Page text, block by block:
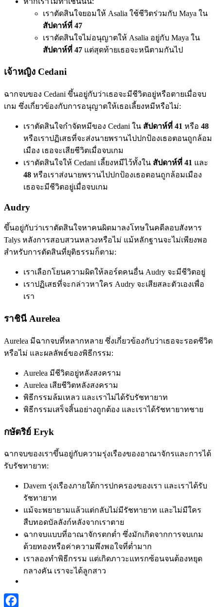
เราตัดสินใจยอมให้ Asalia ใช้ชีวิตร่วมกับ Maya ใน
สัปดาห์ที่ 47
เราตัดสินใจไม่อนุญาตให้ Asalia อยู่กับ Maya ใน
สัปดาห์ที่ 47 แต่สุดท้ายเธอจะหนีตามกันไป
เจ้าหญิง Cedani
ฉากจบของ Cedani ขึ้นอยู่กับว่าเธอจะมีชีวิตอยู่หรือตายเมื่อจบ
เกม ซึ่งเกี่ยวข้องกับการอนุญาตให้เธอเลี้ยงหมีหรือไม่:
เราตัดสินใจกำจัดหมีของ Cedani ใน สัปดาห์ที่ 41 หรือ 48
หรือเราปฏิเสธที่จะส่งนายพรานไปปกป้องเธอตอนถูกล้อม
เมือง เธอจะเสียชีวิตเมื่อจบเกม
เราตัดสินใจให้ Cedani เลี้ยงหมีไว้ทั้งใน สัปดาห์ที่ 41 และ
48 หรือเราส่งนายพรานไปปกป้องเธอตอนถูกล้อมเมือง
เธอจะมีชีวิตอยู่เมื่อจบเกม
Audry
ขึ้นอยู่กับว่าเราตัดสินใจหาคนผิดมาลงโทษในคดีลอบสังหาร
Talys หลังการสอบสวนหลวงหรือไม่ แม้หลักฐานจะไม่เพียงพอ
สำหรับการตัดสินที่ยุติธรรมก็ตาม:
เราเลือกโยนความผิดให้ลอร์ดคนอื่น Audry จะมีชีวิตอยู่
เราปฏิเสธที่จะกล่าวหาใคร Audry จะเสียสละตัวเองเพื่อ
เรา
ราชินี Aurelea
Aurelea มีฉากจบที่หลากหลาย ซึ่งเกี่ยวข้องกับว่าเธอจะรอดชีวิต
หรือไม่ และผลลัพธ์ของพิธีกรรม:
Aurelea มีชีวิตอยู่หลังสงคราม
Aurelea เสียชีวิตหลังสงคราม
พิธีกรรมล้มเหลว และเราไม่ได้รับรัชทายาท
พิธีกรรมเสร็จสิ้นอย่างถูกต้อง และเราได้รัชทายาทชาย
กษัตริย์ Eryk
ฉากจบของเราขึ้นอยู่กับความรุ่งเรืองของอาณาจักรและการได้
รับรัชทายาท:
Davern รุ่งเรืองภายใต้การปกครองของเรา และเราได้รับ
รัชทายาท
แม้จะพยายามแล้วแต่กลับไม่มีรัชทายาท และไม่มีใคร
สืบทอดบัลลังก์หลังจากเราตาย
ฉากจบแบบที่อาณาจักรตกต่ำ ซึ่งมักเกิดจากการจบเกม
ด้วยทองหรือค่าความพึงพอใจที่ต่ำมาก
เราลองทำพิธีกรรม แต่เกิดภาวะแทรกซ้อนจนต้องหยุด
กลางคัน เราจะได้ลูกสาว